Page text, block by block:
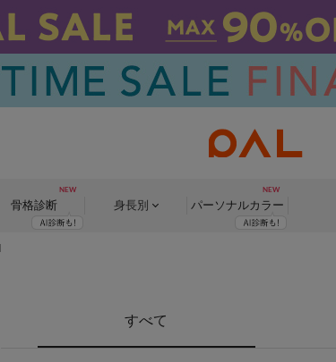
骨格診断 身長別 パーソナルカラー
すべて